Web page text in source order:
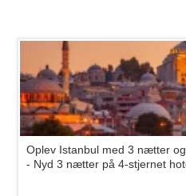
Oplev Istanbul med 3 nætter
- Nyd 3 nætter på 4-stjernet